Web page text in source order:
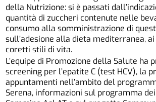
della Nutrizione: si è passati
quantità di zuccheri contenute nelle
consumo alla somministrazione di
sull’adesione alla dieta mediterranea,
coretti stili di vita.
L’equipe di Promozione della Salute ha
screening per l’epatite C (test HCV), la
appuntamenti nell’ambito del
Serena, informazioni sul programma